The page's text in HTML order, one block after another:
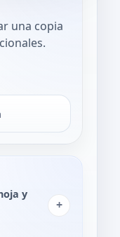
una copia
y
+